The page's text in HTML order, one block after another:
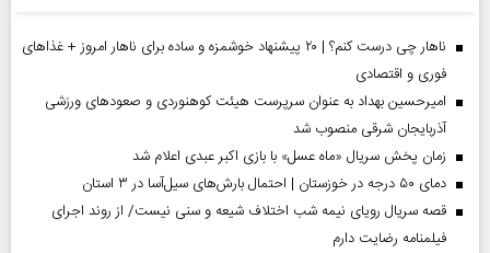
ناهار چی درست کنم؟ | ۲۰ پیشنهاد خوشمزه و ساده برای ناهار امروز + غذاهای
فوری و اقتصادی
امیرحسین بهداد به عنوان سرپرست هیئت کوهنوردی و صعودهای ورزشی
آذربایجان شرقی منصوب شد
زمان پخش سریال «ماه عسل» با بازی اکبر عبدی اعلام شد
دمای ۵۰ درجه در خوزستان | احتمال بارش‌های سیل‌آسا در ۳ استان
قصه سریال رویای نیمه شب اختلاف شیعه و سنی نیست/ از روند اجرای
فیلمنامه رضایت دارم